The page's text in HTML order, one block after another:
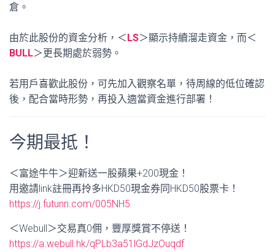
倉。
由於此股份的資金分析，＜LS＞顯示持續溜走資金，而＜
BULL＞更長期處於弱勢。
若用戶喜歡此股份，可先加入觀察名單，待周線的低位確認
後，配合當時形勢，再投入適當資金進行部署！
今期最抵！
＜富途牛牛＞迎新送一股蘋果+200現金！
用邀請link註冊再拎多HKD50現金券同HKD50股票卡！
https://j.futunn.com/005NH5
＜Webull＞交易真0佣，豐厚獎賞不停送！
https://a.webull.hk/qPLb3a51lGdJzOuqdf